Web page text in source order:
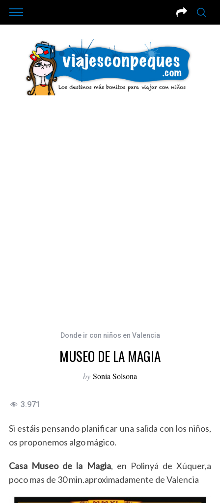
Donde ir con niños en Valencia
MUSEO DE LA MAGIA
by Sonia Solsona
3.971
Si estáis pensando planificar una salida con los niños,
os proponemos algo mágico.
Casa Museo de la Magia, en Polinyá de Xúquer,a
poco mas de 30 min.aproximadamente de Valencia